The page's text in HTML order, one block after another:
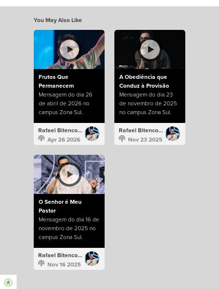
You May Also Like
Frutos Que
Permanecem
Mensagem do dia 26
de abril de 2026 no
campus Zona Sul.
Rafael Bitencourt
Apr 26 2026
A Obediência que
Conduz à Provisão
Mensagem do dia 23
de novembro de 2025
no campus Zona Sul.
Rafael Bitencourt
Nov 23 2025
O Senhor é Meu
Pastor
Mensagem do dia 16 de
novembro de 2025 no
campus Zona Sul.
Rafael Bitencourt
Nov 16 2025